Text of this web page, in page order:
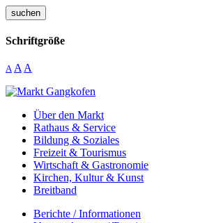
suchen
Schriftgröße
A A A
Über den Markt
Rathaus & Service
Bildung & Soziales
Freizeit & Tourismus
Wirtschaft & Gastronomie
Kirchen, Kultur & Kunst
Breitband
Berichte / Informationen